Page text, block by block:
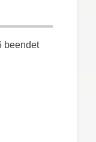
beendet